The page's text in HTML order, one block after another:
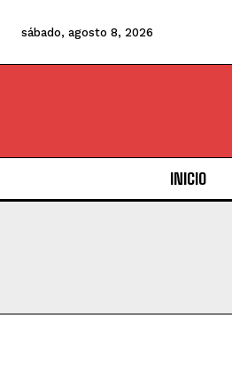
sábado, agosto 8, 2026
INICIO